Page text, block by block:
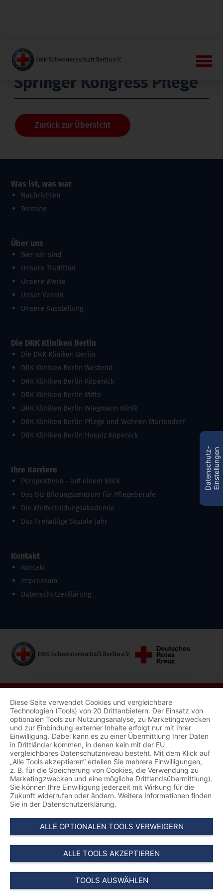
Springer Kongress Pflege
Zurück zur Übersicht
Was ist, was war
Nachrichten
Termine
Über uns
Wer wir sind
Unsere Tradition
Unsere Werte
Unser Verein
Unsere Ausstellung
Die DRK Kliniken Berlin
Die DRK Kliniken Berlin
DRK Kliniken Berlin Westend
DRK Kliniken Berlin Köpenick
DRK Kliniken Berlin Mitte
DRK Kliniken Berlin Wiegmann Klinik
DRK Kliniken Berlin Pflege und Wohnen Mariendorf
DRK Kliniken Berlin Hospiz Köpenick
Ihre Karriere
Perspektiven - auf einem Blick
Das biz Bildungszentrum für Pflegeberufe
Die Weiterbildungsakademie
Das Freiwillige Soziale Jahr
Kontakt
Kontakt
Impressum
Datenschutzerklärung
D
a
t
e
n
s
c
h
u
t
z
-
E
i
n
s
t
e
l
l
u
n
g
en
Diese Seite verwendet Cookies und vergleichbare
Technologien (Tools) von 20 Drittanbietern. Der Einsatz von
optionalen Tools zur Nutzungsanalyse, zu Marketingzwecken
und zur Einbindung externer Inhalte erfolgt nur mit Ihrer
Einwilligung. Dabei kann es zu einer Übermittlung Ihrer Daten
in Drittländer kommen, in denen kein mit der EU
vergleichbares Datenschutzniveau besteht. Mit dem Klick auf
„Alle Tools akzeptieren“ erteilen Sie mehrere Einwilligungen,
z. B. für die Speicherung von Cookies, die Verwendung zu
Marketingzwecken und eine mögliche Drittlandsübermittlung).
Sie können Ihre Einwilligung jederzeit mit Wirkung für die
Zukunft widerrufen oder ändern. Weitere Informationen finden
Sie in der Datenschutzerklärung.
ALLE OPTIONALEN TOOLS VERWEIGERN
ALLE TOOLS AKZEPTIEREN
TOOLS AUSWÄHLEN